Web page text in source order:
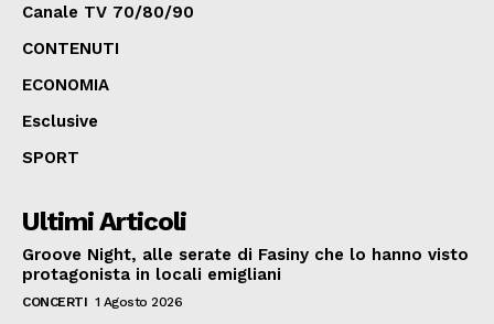
Canale TV 70/80/90
CONTENUTI
ECONOMIA
Esclusive
SPORT
Ultimi Articoli
Groove Night, alle serate di Fasiny che lo hanno visto
protagonista in locali emigliani
CONCERTI 1 Agosto 2026